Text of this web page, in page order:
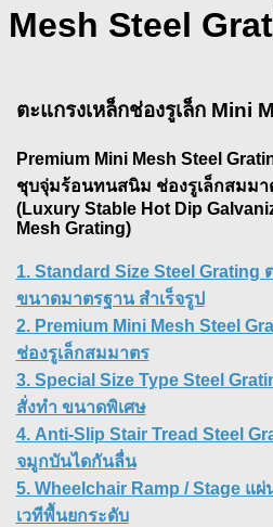
Mesh Steel
ตะแกรงเหล็กช่องรูเล็ก Mini
Premium Mini Mesh Steel
ชุบจุ่มร้อนทนสนิม ช่องรูเล็กสมม
(Luxury Stable Hot Dip
Mesh Grating)
1. Standard Size Steel Grating
ขนาดมาตรฐาน สำเร็จรูป
2. Premium Mini Mesh Steel
ช่องรูเล็กสมมาตร
3. Special Size Type Steel
สั่งทำ ขนาดพิเศษ
4. Anti-Slip Stair Tread Steel
จมูกบันไดกันลื่น
5. Wheelchair Ramp / Stage แ
เวทีพื้นยกระดับ